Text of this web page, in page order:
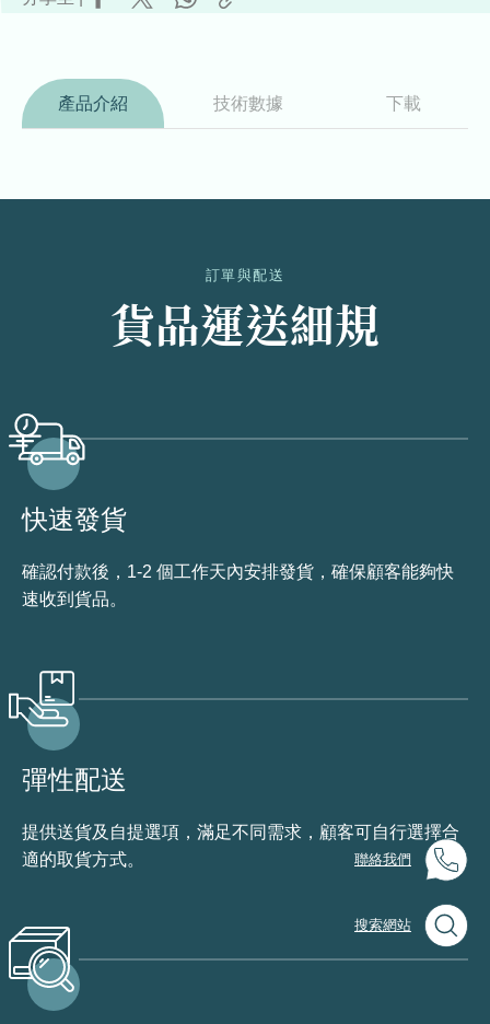
聯絡我們
搜索網站
產品介紹 技術數據 下載
訂單與配送
貨品運送細規
快速發貨
確認付款後，1-2 個工作天內安排發貨，確保顧客能夠快
速收到貨品。
彈性配送
提供送貨及自提選項，滿足不同需求，顧客可自行選擇合
適的取貨方式。